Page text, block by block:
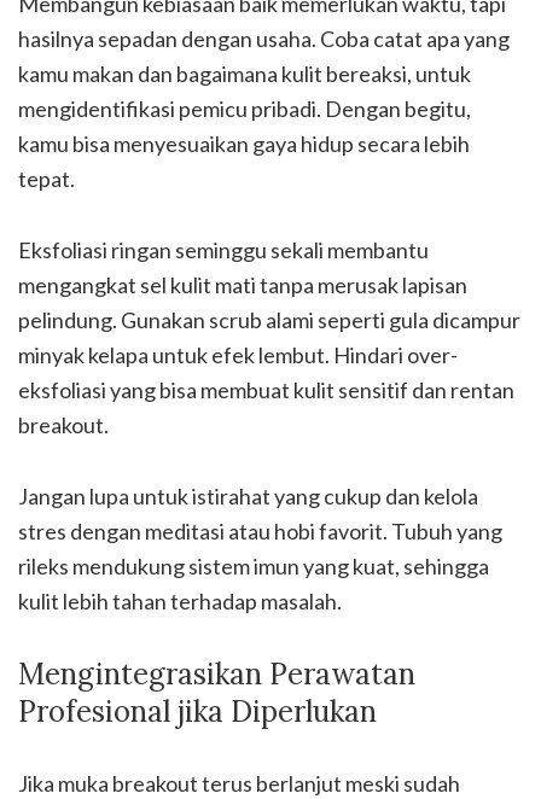
hasilnya sepadan dengan usaha. Coba catat apa yang
kamu makan dan bagaimana kulit bereaksi, untuk
mengidentifikasi pemicu pribadi. Dengan begitu,
kamu bisa menyesuaikan gaya hidup secara lebih
tepat.
Eksfoliasi ringan seminggu sekali membantu
mengangkat sel kulit mati tanpa merusak lapisan
pelindung. Gunakan scrub alami seperti gula dicampur
minyak kelapa untuk efek lembut. Hindari over-
eksfoliasi yang bisa membuat kulit sensitif dan rentan
breakout.
Jangan lupa untuk istirahat yang cukup dan kelola
stres dengan meditasi atau hobi favorit. Tubuh yang
rileks mendukung sistem imun yang kuat, sehingga
kulit lebih tahan terhadap masalah.
Mengintegrasikan Perawatan
Profesional jika Diperlukan
Jika muka breakout terus berlanjut meski sudah